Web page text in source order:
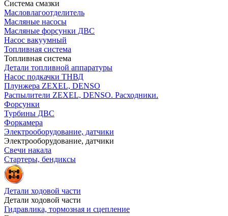
Система смазки
Масловлагоотделитель
Масляные насосы
Масляные форсунки ДВС
Насос вакуумный
Топливная система
Топливная система
Детали топливной аппаратуры
Насос подкачки ТНВД
Плунжера ZEXEL, DENSO
Распылители ZEXEL, DENSO. Расходники.
Форсунки
Турбины ДВС
Форкамера
Электрооборудование, датчики
Электрооборудование, датчики
Свечи накала
Стартеры, бендиксы
Детали ходовой части
Детали ходовой части
Гидравлика, тормозная и сцепление